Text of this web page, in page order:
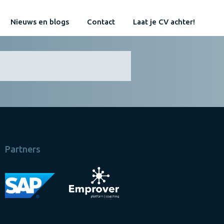
Nieuws en blogs Contact Laat je CV achter!
Partners